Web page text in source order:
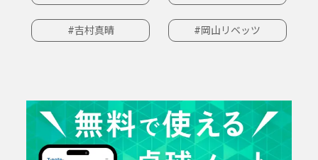
#吉村真晴 #岡山リベッツ